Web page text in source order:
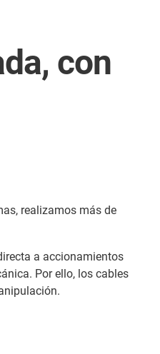
con
realizamos más de
a accionamientos
Por ello, los cables